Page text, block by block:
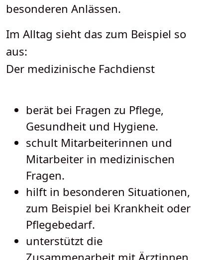
besonderen Anlässen.
Im Alltag sieht das zum Beispiel so
aus:
Der medizinische Fachdienst
berät bei Fragen zu Pflege,
Gesundheit und Hygiene.
schult Mitarbeiterinnen und
Mitarbeiter in medizinischen
Fragen.
hilft in besonderen Situationen,
zum Beispiel bei Krankheit oder
Pflegebedarf.
unterstützt die
Zusammenarbeit mit Ärztinnen,